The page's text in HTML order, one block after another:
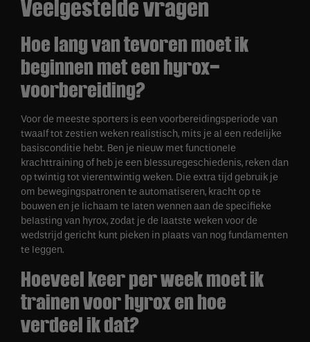
Veelgestelde vragen
Hoe lang van tevoren moet ik
beginnen met een hyrox-
voorbereiding?
Voor de meeste sporters is een voorbereidingsperiode van
twaalf tot zestien weken realistisch, mits je al een redelijke
basisconditie hebt. Ben je nieuw met functionele
krachttraining of heb je een blessuregeschiedenis, reken dan
op twintig tot vierentwintig weken. Die extra tijd gebruik je
om bewegingspatronen te automatiseren, kracht op te
bouwen en je lichaam te laten wennen aan de specifieke
belasting van hyrox, zodat je de laatste weken voor de
wedstrijd gericht kunt pieken in plaats van nog fundamenten
te leggen.
Hoeveel keer per week moet ik
trainen voor hyrox en hoe
verdeel ik dat?